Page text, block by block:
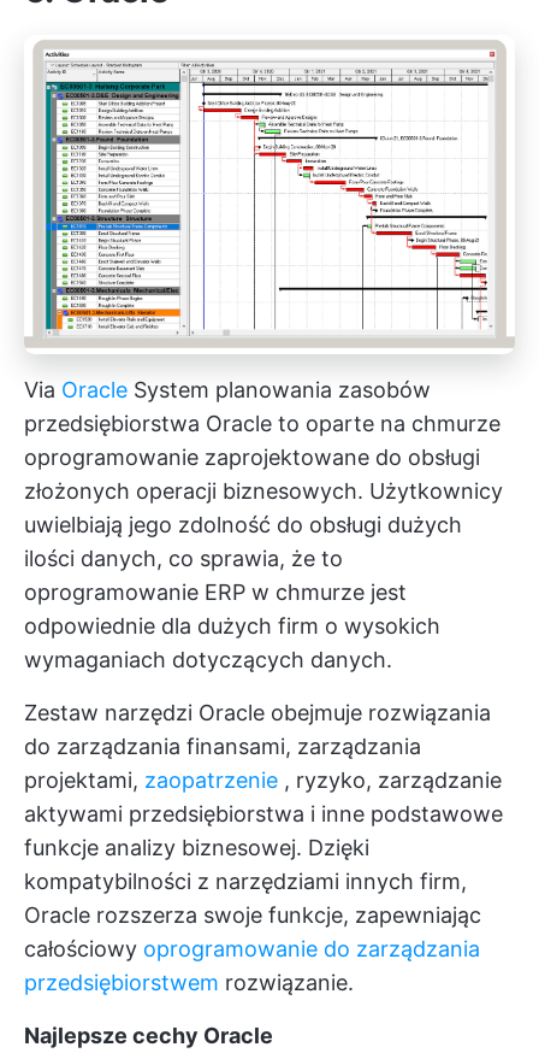
Via Oracle System planowania zasobów
przedsiębiorstwa Oracle to oparte na chmurze
oprogramowanie zaprojektowane do obsługi
złożonych operacji biznesowych. Użytkownicy
uwielbiają jego zdolność do obsługi dużych
ilości danych, co sprawia, że to
oprogramowanie ERP w chmurze jest
odpowiednie dla dużych firm o wysokich
wymaganiach dotyczących danych.
Zestaw narzędzi Oracle obejmuje rozwiązania
do zarządzania finansami, zarządzania
projektami, zaopatrzenie , ryzyko, zarządzanie
aktywami przedsiębiorstwa i inne podstawowe
funkcje analizy biznesowej. Dzięki
kompatybilności z narzędziami innych firm,
Oracle rozszerza swoje funkcje, zapewniając
całościowy oprogramowanie do zarządzania
przedsiębiorstwem rozwiązanie.
Najlepsze cechy Oracle